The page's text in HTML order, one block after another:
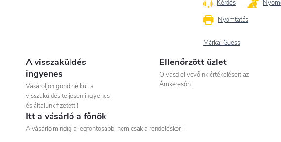
Nyomtatás
Kérdés
Márka: Guess
A visszaküldés
ingyenes
Vásároljon gond nélkül, a
visszaküldés teljesen ingyenes
és általunk fizetett !
Ellenőrzött üzlet
Olvasd el vevőink értékeléseit az
Árukeresőn !
Itt a vásárló a főnök
A vásárló mindig a legfontosabb, nem csak a rendeléskor !